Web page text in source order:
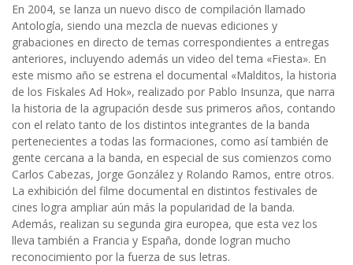
En 2004, se lanza un nuevo disco de compilación llamado
Antología, siendo una mezcla de nuevas ediciones y
grabaciones en directo de temas correspondientes a entregas
anteriores, incluyendo además un video del tema «Fiesta». En
este mismo año se estrena el documental «Malditos, la historia
de los Fiskales Ad Hok», realizado por Pablo Insunza, que narra
la historia de la agrupación desde sus primeros años, contando
con el relato tanto de los distintos integrantes de la banda
pertenecientes a todas las formaciones, como así también de
gente cercana a la banda, en especial de sus comienzos como
Carlos Cabezas, Jorge González y Rolando Ramos, entre otros.
La exhibición del filme documental en distintos festivales de
cines logra ampliar aún más la popularidad de la banda.
Además, realizan su segunda gira europea, que esta vez los
lleva también a Francia y España, donde logran mucho
reconocimiento por la fuerza de sus letras.